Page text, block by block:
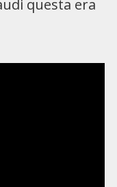
questa era